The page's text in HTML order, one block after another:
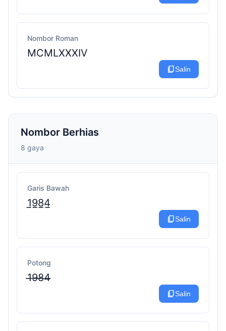
Nombor Roman
MCMLXXXIV
content_copySalin
Nombor Berhias
8 gaya
Garis Bawah
1̲9̲8̲4̲
content_copySalin
Potong
1̶9̶8̶4̶
content_copySalin